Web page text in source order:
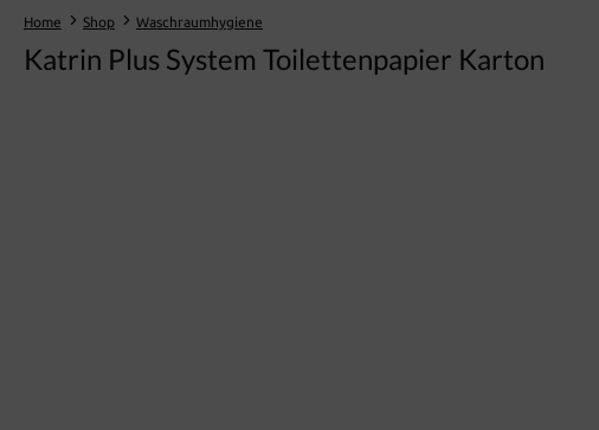
Home Shop Waschraumhygiene
Katrin Plus System Toilettenpapier Karton